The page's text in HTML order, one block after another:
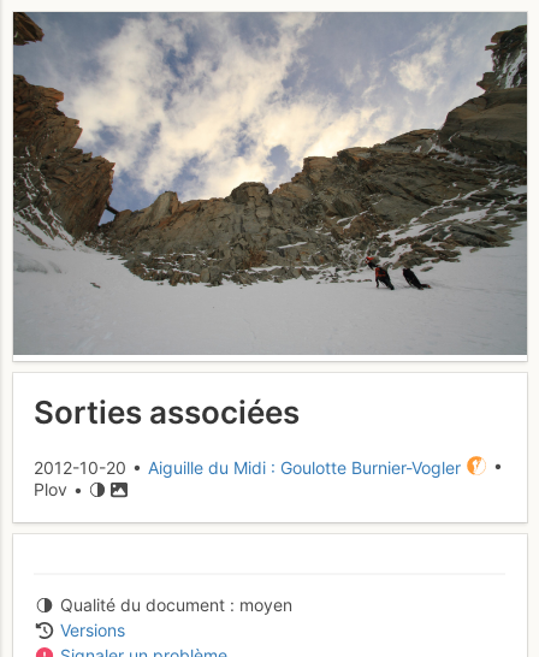
Sorties associées
2012-10-20 • Aiguille du Midi : Goulotte Burnier-Vogler
•
Plov •
Qualité du document
moyen
Versions